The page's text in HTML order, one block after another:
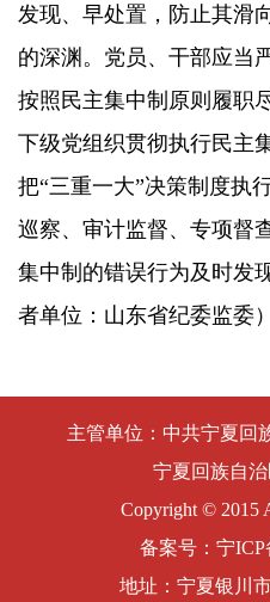
发现、早处置，防止其滑
的深渊。党员、干部应当
按照民主集中制原则履职
下级党组织贯彻执行民主
把“三重一大”决策制度执
巡察、审计监督、专项督
集中制的错误行为及时发
者单位：山东省纪委监委）
主管单位：中共宁夏回
宁夏回族自
Copyright © 2015
备案号： 宁ICP
地址：宁夏银川